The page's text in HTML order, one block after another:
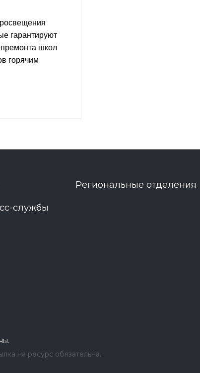
гарантируют
школ
горячим
Региональные отделения
службы
на ресурс обязательна.